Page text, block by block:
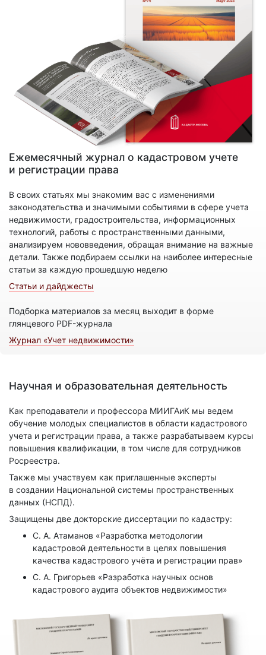
Ежемесячный журнал о кадастровом учете
и регистрации права
В своих статьях мы знакомим вас с изменениями
законодательства и значимыми событиями в сфере учета
недвижимости, градостроительства, информационных
технологий, работы с пространственными данными,
анализируем нововведения, обращая внимание на важные
детали. Также подбираем ссылки на наиболее интересные
статьи за каждую прошедшую неделю
Статьи и дайджесты
Подборка материалов за месяц выходит в форме
глянцевого PDF-журнала
Журнал «Учет недвижимости»
Научная и образовательная деятельность
Как преподаватели и профессора МИИГАиК мы ведем
обучение молодых специалистов в области кадастрового
учета и регистрации права, а также разрабатываем курсы
повышения квалификации, в том числе для сотрудников
Росреестра.
Также мы участвуем как приглашенные эксперты
в создании Национальной системы пространственных
данных (НСПД).
Защищены две докторские диссертации по кадастру:
С. А. Атаманов «Разработка методологии
кадастровой деятельности в целях повышения
качества кадастрового учёта и регистрации прав»
С. А. Григорьев «Разработка научных основ
кадастрового аудита объектов недвижимости»